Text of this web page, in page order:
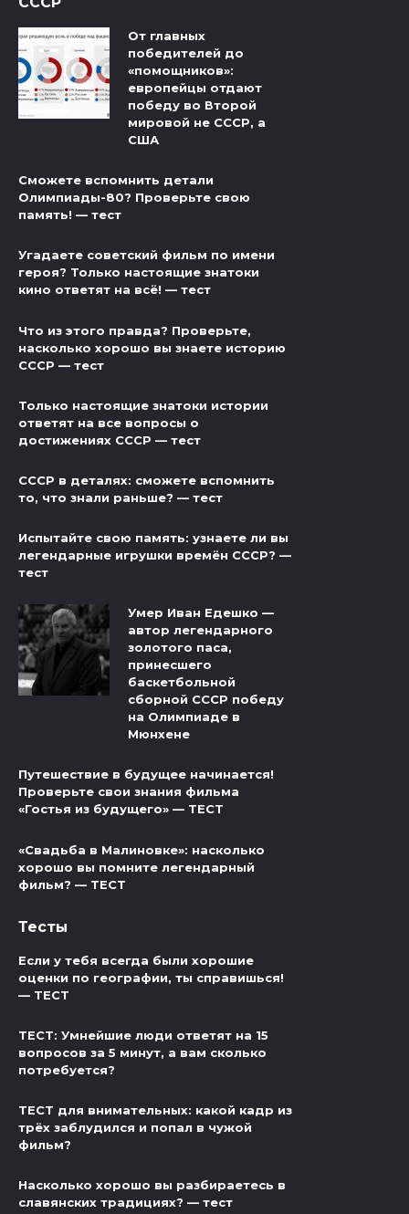
От главных
победителей до
«помощников»:
европейцы отдают
победу во Второй
мировой не СССР, а
США
Сможете вспомнить детали
Олимпиады-80? Проверьте свою
память! — тест
Угадаете советский фильм по имени
героя? Только настоящие знатоки
кино ответят на всё! — тест
Что из этого правда? Проверьте,
насколько хорошо вы знаете историю
СССР — тест
Только настоящие знатоки истории
ответят на все вопросы о
достижениях СССР — тест
СССР в деталях: сможете вспомнить
то, что знали раньше? — тест
Испытайте свою память: узнаете ли вы
легендарные игрушки времён СССР? —
тест
Умер Иван Едешко —
автор легендарного
золотого паса,
принесшего
баскетбольной
сборной СССР победу
на Олимпиаде в
Мюнхене
Путешествие в будущее начинается!
Проверьте свои знания фильма
«Гостья из будущего» — ТЕСТ
«Свадьба в Малиновке»: насколько
хорошо вы помните легендарный
фильм? — ТЕСТ
Тесты
Если у тебя всегда были хорошие
оценки по географии, ты справишься!
— ТЕСТ
ТЕСТ: Умнейшие люди ответят на 15
вопросов за 5 минут, а вам сколько
потребуется?
ТЕСТ для внимательных: какой кадр из
трёх заблудился и попал в чужой
фильм?
Насколько хорошо вы разбираетесь в
славянских традициях? — тест